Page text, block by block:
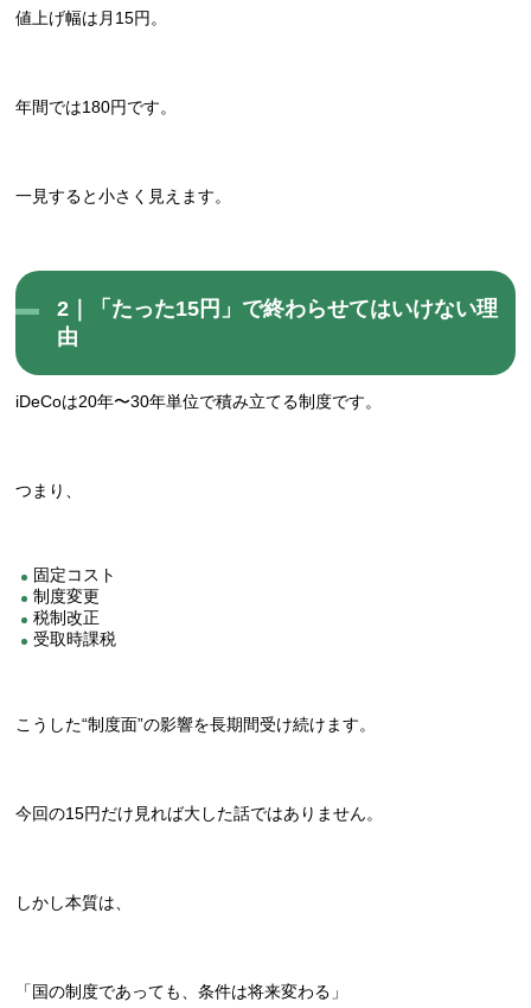
値上げ幅は月15円。
年間では180円です。
一見すると小さく見えます。
2｜「たった15円」で終わらせてはいけない理
由
iDeCoは20年〜30年単位で積み立てる制度です。
つまり、
固定コスト
制度変更
税制改正
受取時課税
こうした“制度面”の影響を長期間受け続けます。
今回の15円だけ見れば大した話ではありません。
しかし本質は、
「国の制度であっても、条件は将来変わる」